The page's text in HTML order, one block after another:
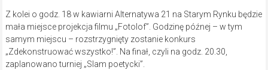
Z kolei o godz. 18 w kawiarni Alternatywa 21 na Starym Rynku będzie
mała miejsce projekcja filmu „Fotolof”. Godzinę późnej – w tym
samym miejscu – rozstrzygnięty zostanie konkurs
„Zdekonstruować wszystko!”. Na finał, czyli na godz. 20.30,
zaplanowano turniej „Slam poetycki”.